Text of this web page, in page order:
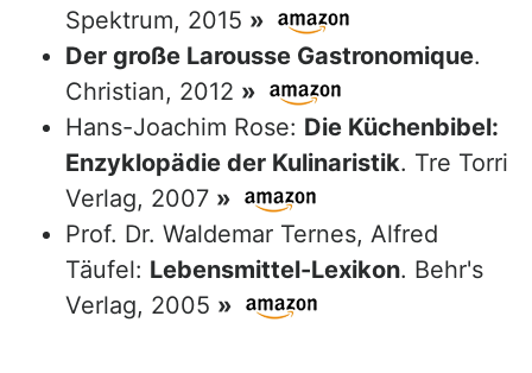
Spektrum, 2015 »
Der große Larousse Gastronomique.
Christian, 2012 »
Hans-Joachim Rose: Die Küchenbibel:
Enzyklopädie der Kulinaristik. Tre Torri
Verlag, 2007 »
Prof. Dr. Waldemar Ternes, Alfred
Täufel: Lebensmittel-Lexikon. Behr's
Verlag, 2005 »